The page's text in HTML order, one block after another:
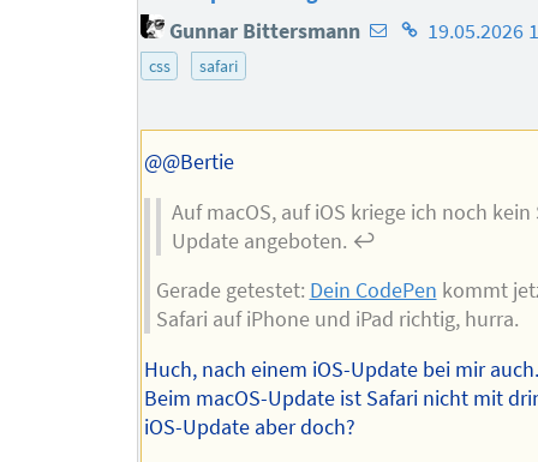
Gunnar Bittersmann E-
des
Homepage
19.05.2026
css safari
@@Bertie
Auf macOS, auf iOS kriege ich noch kein
Update angeboten. ↩︎
Gerade getestet: Dein CodePen kommt
Safari auf iPhone und iPad richtig, hurra.
Huch, nach einem iOS-Update bei mir
Beim macOS-Update ist Safari nicht mit
iOS-Update aber doch?